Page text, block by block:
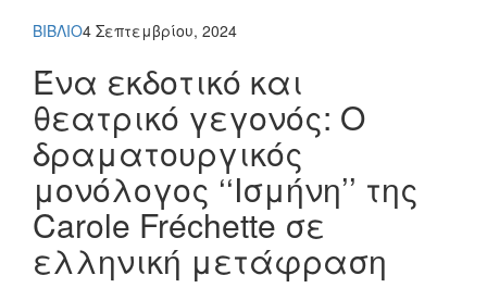
ΒΙΒΛΙΟ4 Σεπτεμβρίου, 2024
Ένα εκδοτικό και
θεατρικό γεγονός: Ο
δραματουργικός
μονόλογος ‘‘Iσμήνη’’ της
Carole Fréchette σε
ελληνική μετάφραση